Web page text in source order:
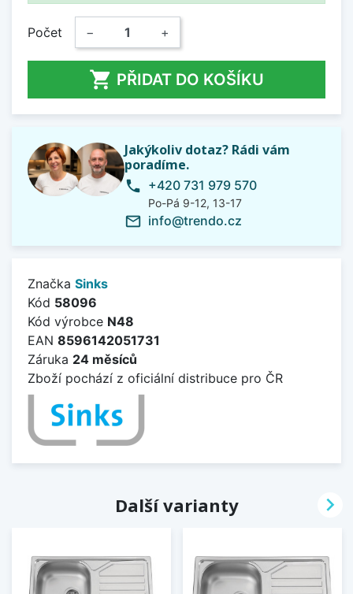
Počet − +
 PŘIDAT DO KOŠÍKU
Jakýkoliv dotaz? Rádi vám
poradíme.
phone +420 731 979 570
Po-Pá 9-12, 13-17
mail_outline info@trendo.cz
Značka Sinks
Kód 58096
Kód výrobce N48
EAN 8596142051731
Záruka 24 měsíců
Zboží pochází z oficiální distribuce pro ČR
Další varianty 